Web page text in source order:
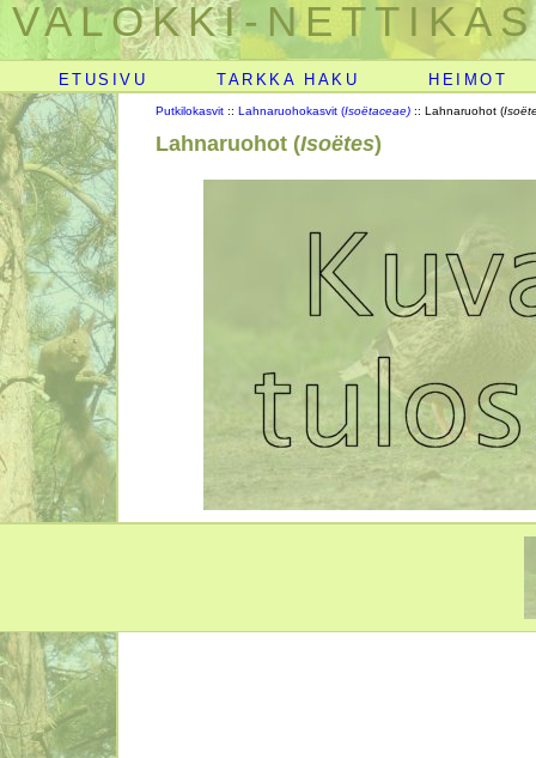
VALOKKI-
ETUSIVU TARKKA HAKU HEIMOT
Putkilokasvit :: Lahnaruohokasvit (Isoëtaceae) :: Lahnaruohot (
Lahnaruohot (Isoëtes)